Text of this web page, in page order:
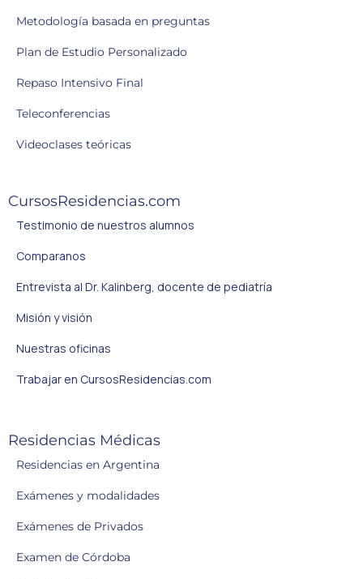
Metodología basada en preguntas
Plan de Estudio Personalizado
Repaso Intensivo Final
Teleconferencias
Videoclases teóricas
CursosResidencias.com
Testimonio de nuestros alumnos
Comparanos
Entrevista al Dr. Kalinberg, docente de pediatría
Misión y visión
Nuestras oficinas
Trabajar en CursosResidencias.com
Residencias Médicas
Residencias en Argentina
Exámenes y modalidades
Exámenes de Privados
Examen de Córdoba